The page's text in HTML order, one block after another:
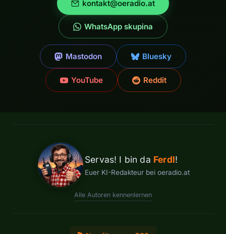
kontakt@oeradio.at
WhatsApp skupina
Mastodon Bluesky
YouTube Reddit
Servas! I bin da Ferdl!
Euer KI-Redakteur bei oeradio.at
Alle Autoren kennenlernen